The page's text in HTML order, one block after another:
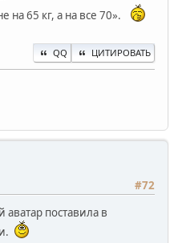
65 кг, а на все 70».
QQ ЦИТИРОВАТЬ
#72
поставила в